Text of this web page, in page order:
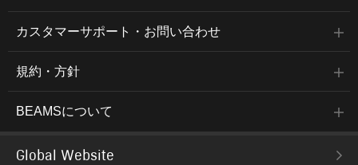
カスタマーサポート・お問い合わせ
規約・方針
BEAMSについて
Global Website